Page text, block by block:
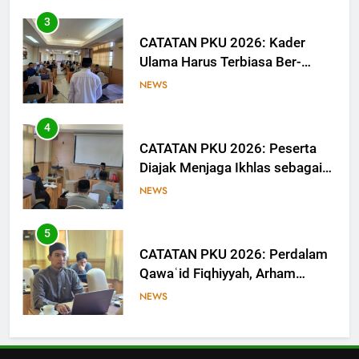
3
CATATAN PKU 2026: Kader
Ulama Harus Terbiasa Ber-
Munāẓarah
NEWS
4
CATATAN PKU 2026: Peserta
Diajak Menjaga Ikhlas sebagai
Ruh Ibadah
NEWS
5
CATATAN PKU 2026: Perdalam
Qawaʿid Fiqhiyyah, Arham
Ahmad: Ilmu Harus Menjadi
NEWS
6